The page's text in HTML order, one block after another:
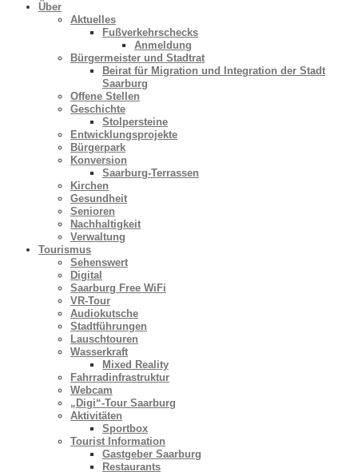
Über
Aktuelles
Fußverkehrschecks
Anmeldung
Bürgermeister und Stadtrat
Beirat für Migration und Integration der Stadt
Saarburg
Offene Stellen
Geschichte
Stolpersteine
Entwicklungsprojekte
Bürgerpark
Konversion
Saarburg-Terrassen
Kirchen
Gesundheit
Senioren
Nachhaltigkeit
Verwaltung
Tourismus
Sehenswert
Digital
Saarburg Free WiFi
VR-Tour
Audiokutsche
Stadtführungen
Lauschtouren
Wasserkraft
Mixed Reality
Fahrradinfrastruktur
Webcam
„Digi“-Tour Saarburg
Aktivitäten
Sportbox
Tourist Information
Gastgeber Saarburg
Restaurants